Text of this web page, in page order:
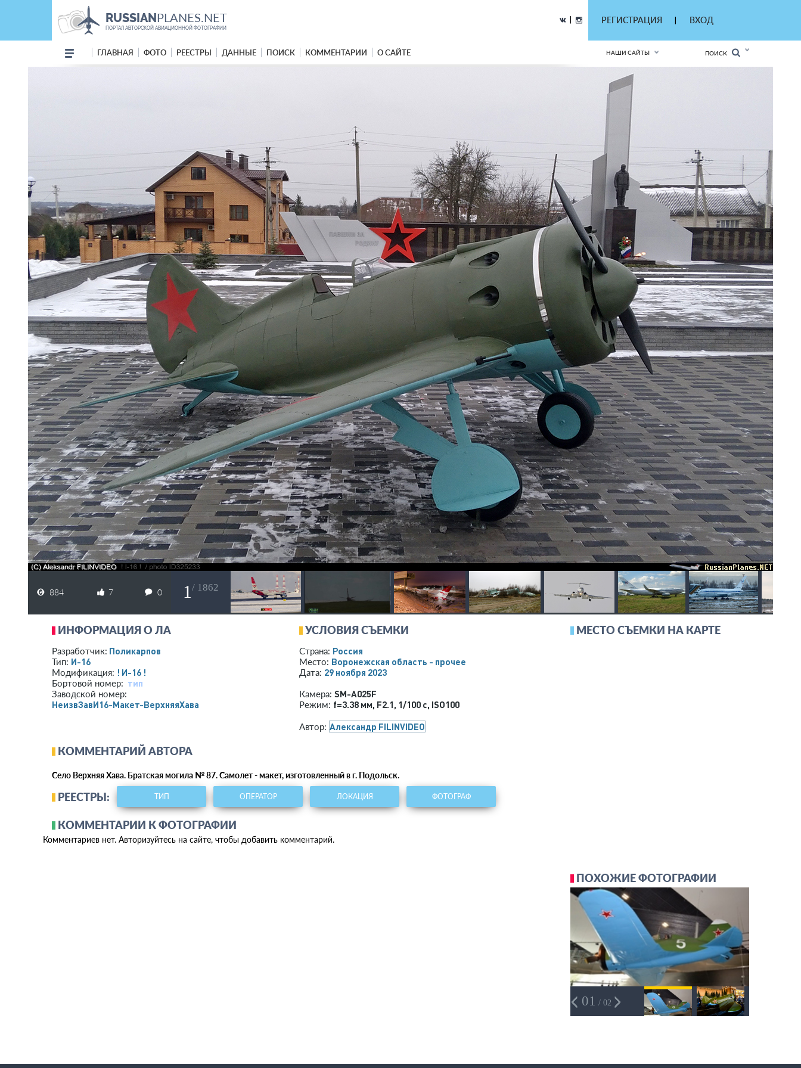
RUSSIANPLANES.NET
ПОРТАЛ АВТОРСКОЙ АВИАЦИОННОЙ ФОТОГРАФИИ
РЕГИСТРАЦИЯ ВХОД
ГЛАВНАЯ ФОТО РЕЕСТРЫ ДАННЫЕ ПОИСК КОММЕНТАРИИ О САЙТЕ НАШИ САЙТЫ ПОИСК
884 7 0 1 / 1862
ИНФОРМАЦИЯ О ЛА
Разработчик: Поликарпов
Тип: И-16
Модификация: ! И-16 !
Бортовой номер: тип
Заводской номер:
НеизвЗавИ16-Макет-ВерхняяХава
УСЛОВИЯ СЪЕМКИ
Страна: Россия
Место: Воронежская область - прочее
Дата: 29 ноября 2023
Камера: SM-A025F
Режим: f=3.38 мм, F2.1, 1/100 с, ISO100
Автор: Александр FILINVIDEO
КОММЕНТАРИЙ АВТОРА
Село Верхняя Хава. Братская могила № 87. Самолет - макет, изготовленный в г. Подольск.
РЕЕСТРЫ: ТИП ОПЕРАТОР ЛОКАЦИЯ ФОТОГРАФ
КОММЕНТАРИИ К ФОТОГРАФИИ
Комментариев нет. Авторизуйтесь на сайте, чтобы добавить комментарий.
МЕСТО СЪЕМКИ НА КАРТЕ
ПОХОЖИЕ ФОТОГРАФИИ
01 / 02